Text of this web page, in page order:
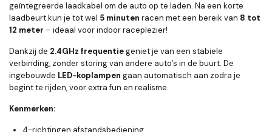
geïntegreerde laadkabel om de auto op te laden. Na een korte
laadbeurt kun je tot wel 5 minuten racen met een bereik van 8 tot
12 meter – ideaal voor indoor raceplezier!
Dankzij de 2.4GHz frequentiegeniet je van een stabiele
verbinding, zonder storing van andere auto’s in de buurt. De
ingebouwde LED-koplampen gaan automatisch aan zodra je
begint te rijden, voor extra fun en realisme.
Kenmerken: